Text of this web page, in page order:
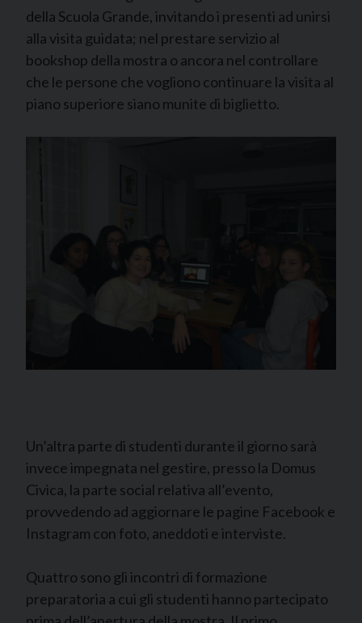
della Scuola Grande, invitando i presenti ad unirsi
alla visita guidata; nel prestare servizio al
bookshop della mostra o ancora nel controllare
che le persone che vogliono continuare la visita al
piano superiore siano munite di biglietto.
Un’altra parte di studenti durante il giorno sarà
invece impegnata nel gestire, presso la Domus
Civica, la parte social relativa all’evento,
provvedendo ad aggiornare le pagine Facebook e
Instagram con foto, aneddoti e interviste.
Quattro sono gli incontri di formazione
preparatoria a cui gli studenti hanno partecipato